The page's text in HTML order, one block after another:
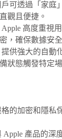
戶可透過「家庭
觀且便捷。
Apple 高度重視
，確保數據安全
提供強大的自動
狀態觸發特定
格的加密和隱私
Apple 產品的深